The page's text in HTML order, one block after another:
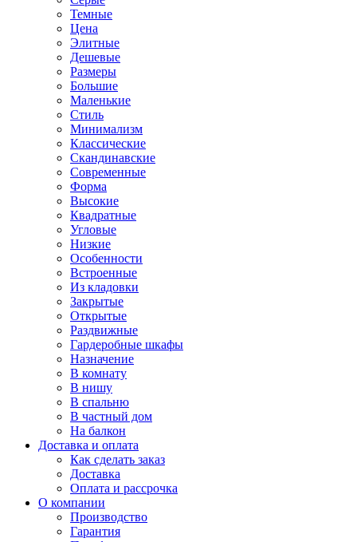
Темные
Цена
Элитные
Дешевые
Размеры
Большие
Маленькие
Стиль
Минимализм
Классические
Скандинавские
Современные
Форма
Высокие
Квадратные
Угловые
Низкие
Особенности
Встроенные
Из кладовки
Закрытые
Открытые
Раздвижные
Гардеробные шкафы
Назначение
В комнату
В нишу
В спальню
В частный дом
На балкон
Доставка и оплата
Как сделать заказ
Доставка
Оплата и рассрочка
О компании
Производство
Гарантия